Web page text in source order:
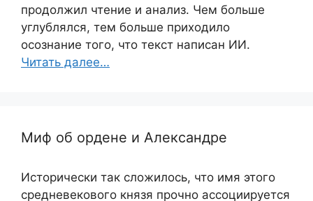
продолжил чтение и анализ. Чем больше
углублялся, тем больше приходило
осознание того, что текст написан ИИ.
Читать далее…
Миф об ордене и Александре
Исторически так сложилось, что имя этого
средневекового князя прочно ассоциируется